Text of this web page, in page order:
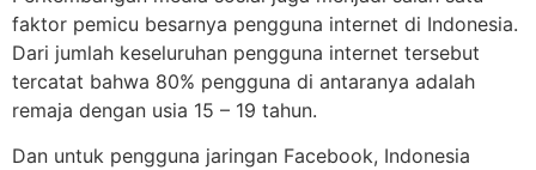
faktor pemicu besarnya pengguna internet di Indonesia.
Dari jumlah keseluruhan pengguna internet tersebut
tercatat bahwa 80% pengguna di antaranya adalah
remaja dengan usia 15 – 19 tahun.
Dan untuk pengguna jaringan Facebook, Indonesia